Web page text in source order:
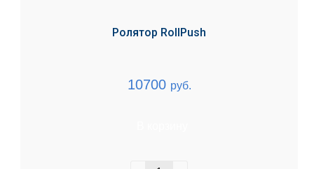
Ролятор RollPush
10700 руб.